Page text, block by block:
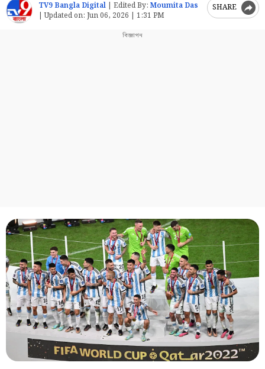
TV9 Bangla Digital | Edited By: Moumita Das
|Updated on: Jun 06, 2026 | 1:31 PM
SHARE